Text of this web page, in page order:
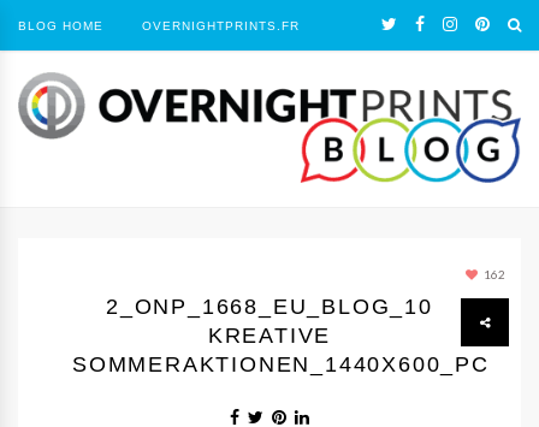
BLOG HOME OVERNIGHTPRINTS.FR
162
2_ONP_1668_EU_BLOG_10
KREATIVE
SOMMERAKTIONEN_1440Х600_PC